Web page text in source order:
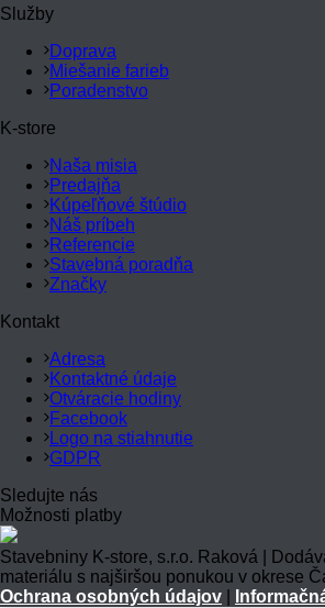
Služby
Doprava
Miešanie farieb
Poradenstvo
K-store
Naša misia
Predajňa
Kúpeľňové štúdio
Náš príbeh
Referencie
Stavebná poradňa
Značky
Kontakt
Adresa
Kontaktné údaje
Otváracie hodiny
Facebook
Logo na stiahnutie
GDPR
Sledujte nás
Možnosti platby
Stavebniny K-store, s.r.o. Raková |
materiálu s najširšou ponukou v okrese
Ochrana osobných údajov